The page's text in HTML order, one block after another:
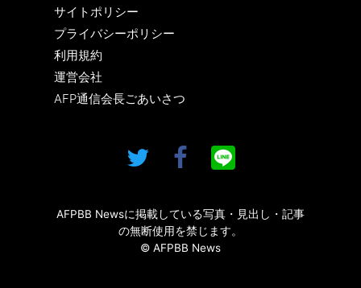
サイトポリシー
プライバシーポリシー
利用規約
運営会社
AFP通信会長ごあいさつ
AFPBB Newsに掲載している写真・見出し・記事
の無断使用を禁じます。
© AFPBB News